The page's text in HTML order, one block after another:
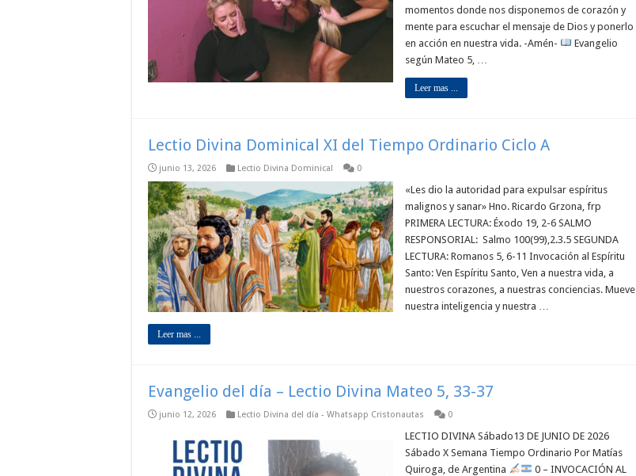
momentos donde nos disponemos de corazón y
mente para escuchar el mensaje de Dios y ponerlo
en acción en nuestra vida. -Amén-
Evangelio
según Mateo 5, …
Leer mas ...
Lectio Divina Dominical XI del Tiempo Ordinario Ciclo A
junio 13, 2026 Lectio Divina Dominical 0
«Les dio la autoridad para expulsar espíritus
malignos y sanar» Hno. Ricardo Grzona, frp
PRIMERA LECTURA: Éxodo 19, 2-6 SALMO
RESPONSORIAL: Salmo 100(99),2.3.5 SEGUNDA
LECTURA: Romanos 5, 6-11 Invocación al Espíritu
Santo: Ven Espíritu Santo, Ven a nuestra vida, a
nuestros corazones, a nuestras conciencias. Mueve
nuestra inteligencia y nuestra …
Leer mas ...
Evangelio del día – Lectio Divina Mateo 5, 33-37
junio 12, 2026 Lectio Divina del día - Whatsapp Cristonautas 0
LECTIO DIVINA Sábado13 DE JUNIO DE 2026
Sábado X Semana Tiempo Ordinario Por Matías
Quiroga, de Argentina
0 – INVOCACIÓN AL